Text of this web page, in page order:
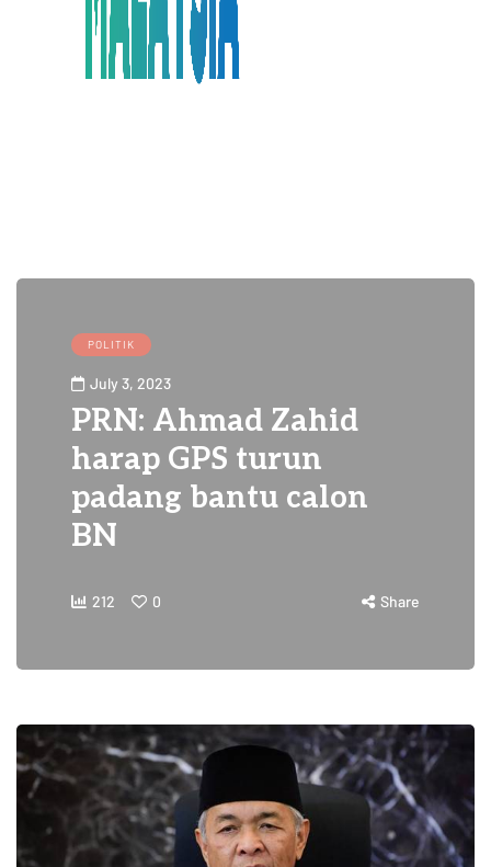
POLITIK
July 3, 2023
PRN: Ahmad Zahid
harap GPS turun
padang bantu calon
BN
212 0 Share